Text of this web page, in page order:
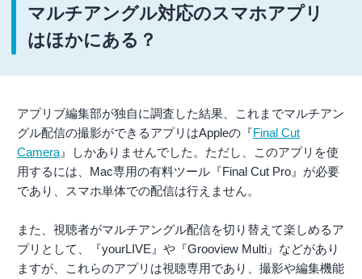
マルチアングル対応のスマホアプリ
はほかにある？
アプリブ編集部が独自に調査した結果、これまでマルチアン
グル配信の撮影ができるアプリはAppleの『Final Cut
Camera 』しかありませんでした。ただし、このアプリを使
用するには、Mac専用の有料ツール『Final Cut Pro』が必要
であり、スマホ単体での配信は行えません。
また、視聴者がマルチアングル配信を切り替えて楽しめるア
プリとして、『yourLIVE』や『Grooview Multi』などがあり
ますが、これらのアプリは視聴専用であり、撮影や編集機能